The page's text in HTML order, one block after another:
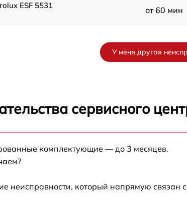
ESF 5531
от 60 мин
ESF
ESF
от 60 мин
У меня другая
сервисного
комплектующие — до 3 месяцев.
неисправности, который напрямую